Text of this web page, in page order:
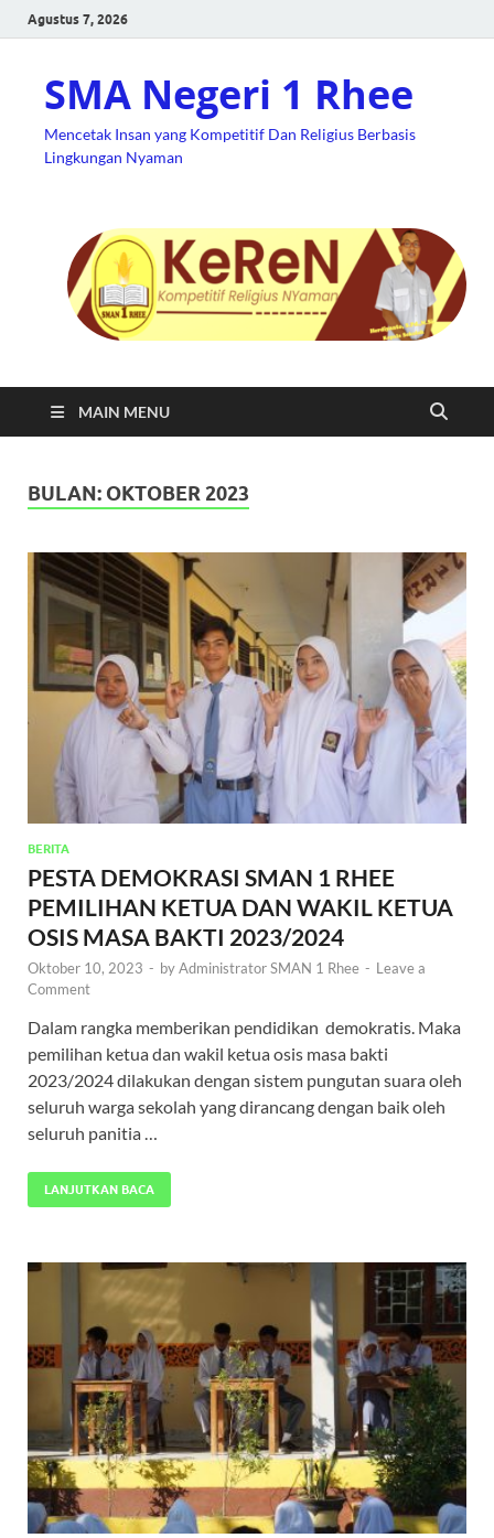
Agustus 7, 2026
SMA Negeri 1 Rhee
Mencetak Insan yang Kompetitif Dan Religius Berbasis
Lingkungan Nyaman
MAIN MENU
BULAN: OKTOBER 2023
BERITA
PESTA DEMOKRASI SMAN 1 RHEE
PEMILIHAN KETUA DAN WAKIL KETUA
OSIS MASA BAKTI 2023/2024
Oktober 10, 2023 - byAdministrator SMAN 1 Rhee - Leave a
Comment
Dalam rangka memberikan pendidikan demokratis. Maka
pemilihan ketua dan wakil ketua osis masa bakti
2023/2024 dilakukan dengan sistem pungutan suara oleh
seluruh warga sekolah yang dirancang dengan baik oleh
seluruh panitia …
LANJUTKAN BACA